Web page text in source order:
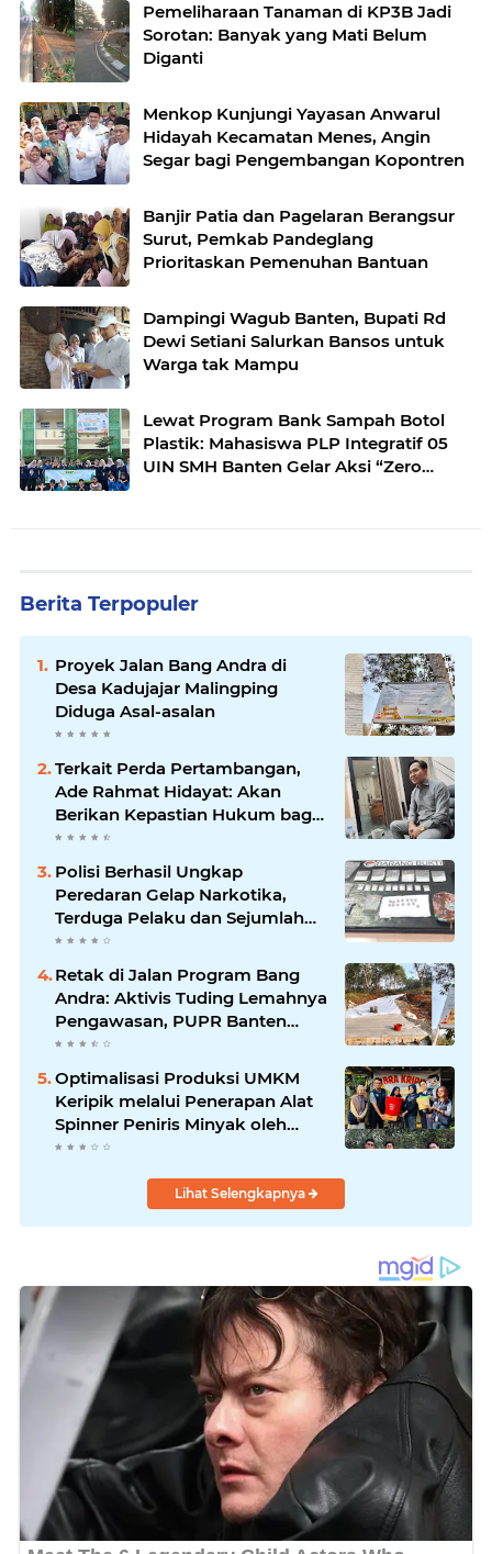
Pemeliharaan Tanaman di KP3B Jadi
Sorotan: Banyak yang Mati Belum
Diganti
Menkop Kunjungi Yayasan Anwarul
Hidayah Kecamatan Menes, Angin
Segar bagi Pengembangan Kopontren
Banjir Patia dan Pagelaran Berangsur
Surut, Pemkab Pandeglang
Prioritaskan Pemenuhan Bantuan
Dampingi Wagub Banten, Bupati Rd
Dewi Setiani Salurkan Bansos untuk
Warga tak Mampu
Lewat Program Bank Sampah Botol
Plastik: Mahasiswa PLP Integratif 05
UIN SMH Banten Gelar Aksi “Zero
Berita Terpopuler
Proyek Jalan Bang Andra di
Desa Kadujajar Malingping
Diduga Asal-asalan
Terkait Perda Pertambangan,
Ade Rahmat Hidayat: Akan
Berikan Kepastian Hukum bagi
Masyarakat dan Pelaku Usaha
Polisi Berhasil Ungkap
Peredaran Gelap Narkotika,
Terduga Pelaku dan Sejumlah
Barang Bukti Diamankan
Retak di Jalan Program Bang
Andra: Aktivis Tuding Lemahnya
Pengawasan, PUPR Banten
Masih Slow Respon
Optimalisasi Produksi UMKM
Keripik melalui Penerapan Alat
Spinner Peniris Minyak oleh
KKM 45 Universitas Bina Bangsa
Lihat Selengkapnya